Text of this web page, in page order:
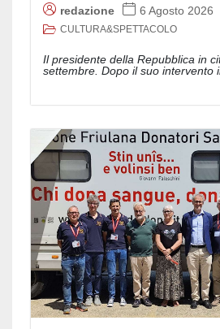
redazione 6 Agosto 2026
CULTURA&SPETTACOLO
Il presidente della Repubblica in
settembre. Dopo il suo intervento